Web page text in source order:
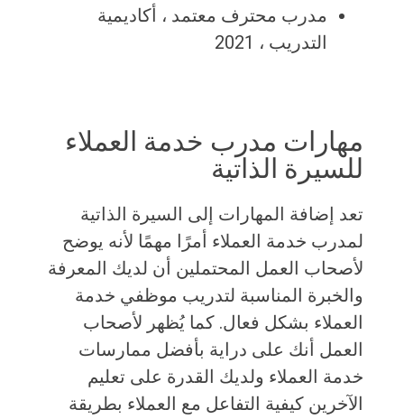
مدرب محترف معتمد ، أكاديمية
التدريب ، 2021
مهارات مدرب خدمة العملاء
للسيرة الذاتية
تعد إضافة المهارات إلى السيرة الذاتية
لمدرب خدمة العملاء أمرًا مهمًا لأنه يوضح
لأصحاب العمل المحتملين أن لديك المعرفة
والخبرة المناسبة لتدريب موظفي خدمة
العملاء بشكل فعال. كما يُظهر لأصحاب
العمل أنك على دراية بأفضل ممارسات
خدمة العملاء ولديك القدرة على تعليم
الآخرين كيفية التفاعل مع العملاء بطريقة